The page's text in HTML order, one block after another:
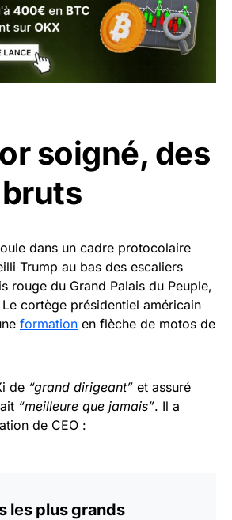
soigné, des
dans un cadre protocolaire
Trump au bas des escaliers
rouge du Grand Palais du Peuple,
cortège présidentiel américain
formation en flèche de motos de
de “grand dirigeant” et assuré
“meilleure que jamais”. Il a
de CEO :
les plus grands